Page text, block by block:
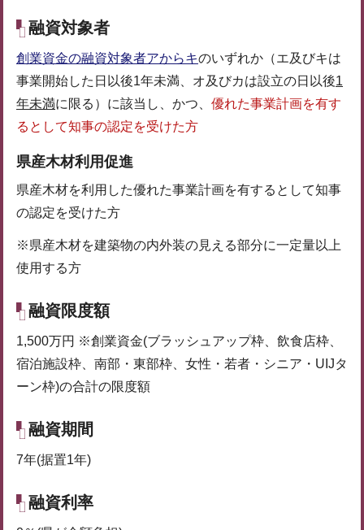
融資対象者
創業資金の融資対象者アからキのいずれか（エ及びキは
事業開始した日以後1年未満、オ及びカは設立の日以後1
年未満に限る）に該当し、かつ、 優れた事業計画を有す
るとして知事の認定を受けた方
県産木材利用促進
県産木材を利用した優れた事業計画を有するとして知事
の認定を受けた方
※県産木材を建築物の内外装の見える部分に一定量以上
使用する方
融資限度額
1,500万円 ※創業資金(ブラッシュアップ枠、飲食店枠、
宿泊施設枠、南部・東部枠、女性・若者・シニア・UIJタ
ーン枠)の合計の限度額
融資期間
7年(据置1年)
融資利率